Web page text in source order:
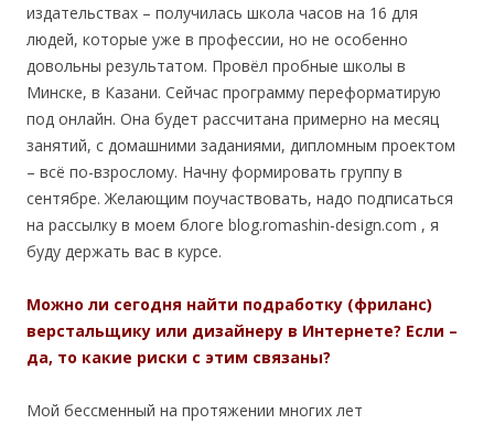
издательствах – получилась школа часов на 16 для
людей, которые уже в профессии, но не особенно
довольны результатом. Провёл пробные школы в
Минске, в Казани. Сейчас программу переформатирую
под онлайн. Она будет рассчитана примерно на месяц
занятий, с домашними заданиями, дипломным проектом
– всё по-взрослому. Начну формировать группу в
сентябре. Желающим поучаствовать, надо подписаться
на рассылку в моем блоге blog.romashin-design.com , я
буду держать вас в курсе.
Можно ли сегодня найти подработку (фриланс)
верстальщику или дизайнеру в Интернете? Если –
да, то какие риски с этим связаны?
Мой бессменный на протяжении многих лет